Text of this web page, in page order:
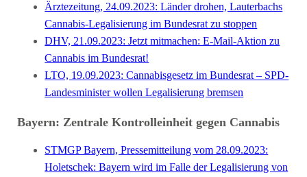
Ärztezeitung, 24.09.2023: Länder drohen, Lauterbachs
Cannabis-Legalisierung im Bundesrat zu stoppen
DHV, 21.09.2023: Jetzt mitmachen: E-Mail-Aktion zu
Cannabis im Bundesrat!
LTO, 19.09.2023: Cannabisgesetz im Bundesrat – SPD-
Lan­des­mi­nister wollen Lega­li­sie­rung bremsen
Bayern: Zentrale Kontrolleinheit gegen Cannabis
STMGP Bayern, Presse­mitteilung vom 28.09.2023:
Holetschek: Bayern wird im Falle der Legalisierung von